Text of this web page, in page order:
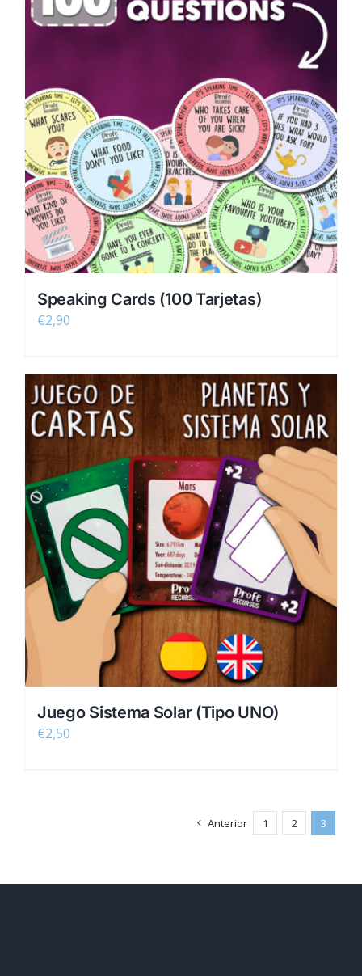
Speaking Cards (100 Tarjetas)
€2,90
Juego Sistema Solar (Tipo UNO)
€2,50
Anterior 1 2 3